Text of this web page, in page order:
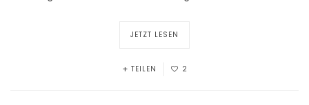
JETZT LESEN
TEILEN 2